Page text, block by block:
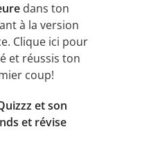
dans ton
à la version
Clique ici pour
et réussis ton
coup!
et son
et révise